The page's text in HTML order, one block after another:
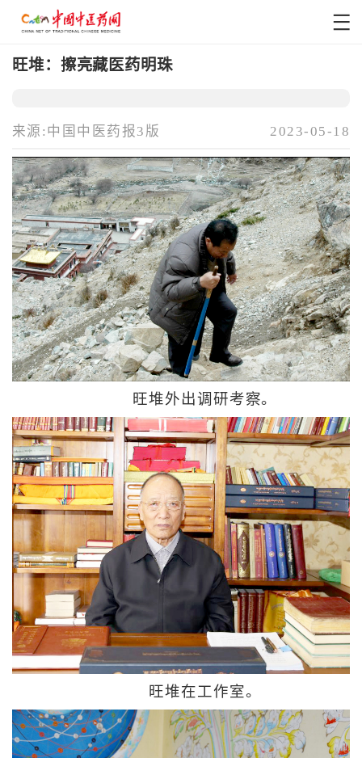
旺堆：擦亮藏医药明珠
来源:中国中医药报3版 2023-05-18
旺堆外出调研考察。
旺堆在工作室。